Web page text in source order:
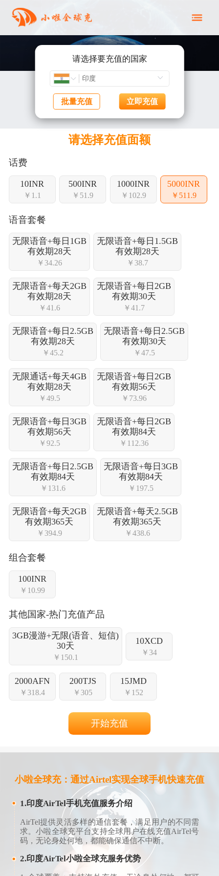
请选择要充值的国家
批量充值 立即充值
请选择充值面额
话费
10INR
￥1.1
500INR
￥51.9
1000INR
￥102.9
5000INR
￥511.9
语音套餐
无限语音+每日1GB
有效期28天
￥34.26
无限语音+每日1.5GB
有效期28天
￥38.7
无限语音+每天2GB
有效期28天
￥41.6
无限语音+每日2GB
有效期30天
￥41.7
无限语音+每日2.5GB
有效期28天
￥45.2
无限语音+每日2.5GB
有效期30天
￥47.5
无限通话+每天4GB
有效期28天
￥49.5
无限语音+每日2GB
有效期56天
￥73.96
无限语音+每日3GB
有效期56天
￥92.5
无限语音+每日2GB
有效期84天
￥112.36
无限语音+每日2.5GB
有效期84天
￥131.6
无限语音+每日3GB
有效期84天
￥197.5
无限语音+每天2GB
有效期365天
￥394.9
无限语音+每天2.5GB
有效期365天
￥438.6
组合套餐
100INR
￥10.99
其他国家-热门充值产品
3GB漫游+无限(语音、短信)
30天
￥150.1
10XCD
￥34
2000AFN
￥318.4
200TJS
￥305
15JMD
￥152
开始充值
小啦全球充：通过Airtel实现全球手机快速充值
1.印度AirTel手机充值服务介绍
AirTel提供灵活多样的通信套餐，满足用户的不同需
求。小啦全球充平台支持全球用户在线充值AirTel号
码，无论身处何地，都能确保通信不中断。
2.印度AirTel小啦全球充服务优势